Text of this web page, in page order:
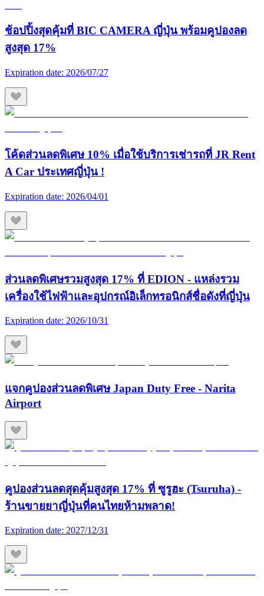
ช้อปปิ้งสุดคุ้มที่ BIC CAMERA ญี่ปุ่น พร้อมคูปองลด
สูงสุด 17%
Expiration date: 2026/07/27
โค้ดส่วนลดพิเศษ 10% เมื่อใช้บริการเช่ารถที่ JR Rent
A Car ประเทศญี่ปุ่น !
Expiration date: 2026/04/01
ส่วนลดพิเศษรวมสูงสุด 17% ที่ EDION - แหล่งรวม
เครื่องใช้ไฟฟ้าและอุปกรณ์อิเล็กทรอนิกส์ชื่อดังที่ญี่ปุ่น
Expiration date: 2026/10/31
แจกคูปองส่วนลดพิเศษ Japan Duty Free - Narita
Airport
คูปองส่วนลดสุดคุ้มสูงสุด 17% ที่ ซูรูฮะ (Tsuruha) -
ร้านขายยาญี่ปุ่นที่คนไทยห้ามพลาด!
Expiration date: 2027/12/31